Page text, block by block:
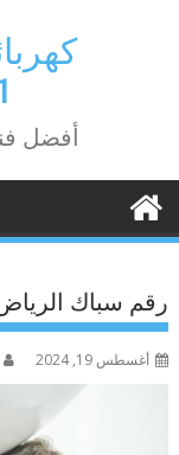
أفضل
رقم سباك الرياض
أغسطس 19, 2024